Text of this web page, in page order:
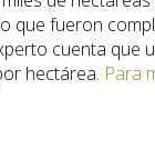
que fueron
cuenta que
hectárea. Para